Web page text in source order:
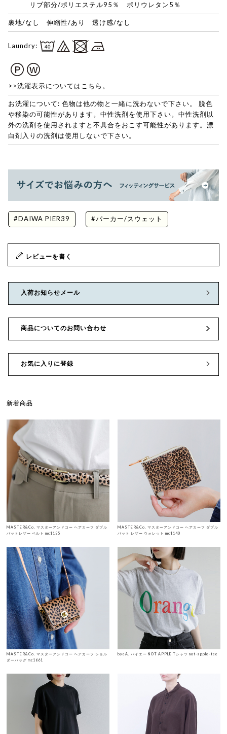
リブ部分/ポリエステル95％ ポリウレタン5％
裏地/なし 伸縮性/あり 透け感/なし
Laundry:
>>洗濯表示についてはこちら。
お洗濯について: 色物は他の物と一緒に洗わないで下さい。 脱色
や移染の可能性があります。中性洗剤を使用下さい。中性洗剤以
外の洗剤を使用されますと不具合をおこす可能性があります。漂
白剤入りの洗剤は使用しないで下さい。
#DAIWA PIER39 #パーカー/スウェット
レビューを書く
入荷お知らせメール
商品についてのお問い合わせ
お気に入りに登録
新着商品
MASTER&Co. マスターアンドコー ヘアカーフ ダブル
バットレザー ベルト mc1135
MASTER&Co. マスターアンドコー ヘアカーフ ダブル
バット レザー ウォレット mc1140
MASTER&Co. マスターアンドコー ヘアカーフ ショル
ダーバッグ mc1661
byeA. バイエー NOT APPLE Tシャツ not-apple-tee